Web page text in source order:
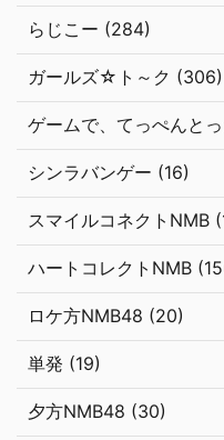
らじこー (284)
ガールズ☆ト～ク (306)
ゲームで、てっぺんと
シンラバンゲー (16)
スマイルコネクトNMB
ハートコレクトNMB
ロケ方NMB48 (20)
単発 (19)
夕方NMB48 (30)